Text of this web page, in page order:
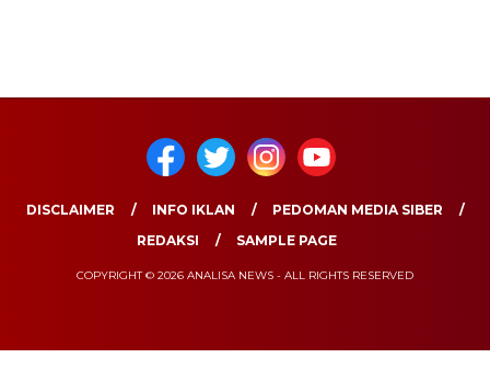
DISCLAIMER INFO IKLAN
PEDOMAN MEDIA SIBER
REDAKSI
SAMPLE PAGE
COPYRIGHT © 2026 ANALISA NEWS - ALL RIGHTS RESERVED